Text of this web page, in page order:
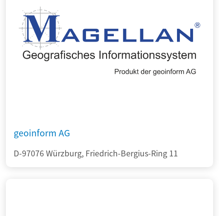
geoinform AG
D-97076 Würzburg, Friedrich-Bergius-Ring 11